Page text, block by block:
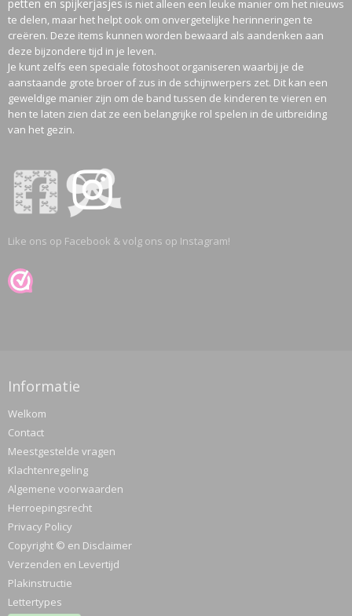
petten en spijkerjasjes is niet alleen een leuke manier om het nieuws
te delen, maar het helpt ook om onvergetelijke herinneringen te
creëren. Deze items kunnen worden bewaard als aandenken aan
deze bijzondere tijd in je leven.
Je kunt zelfs een speciale fotoshoot organiseren waarbij je de
aanstaande grote broer of zus in de schijnwerpers zet. Dit kan een
geweldige manier zijn om de band tussen de kinderen te vieren en
hen te laten zien dat ze een belangrijke rol spelen in de uitbreiding
van het gezin.
Like ons op Facebook & volg ons op Instagram!
Informatie
Welkom
Contact
Meestgestelde vragen
Klachtenregeling
Algemene voorwaarden
Herroepingsrecht
Privacy Policy
Copyright © en Disclaimer
Verzenden en Levertijd
Plakinstructie
Lettertypes